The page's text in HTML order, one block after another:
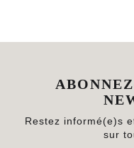
Restez informé(e)s
sur